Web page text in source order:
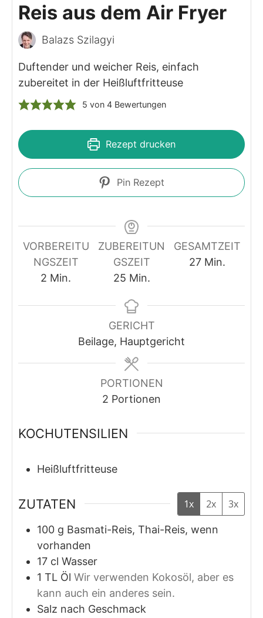
Reis aus dem Air Fryer
Balazs Szilagyi
Duftender und weicher Reis, einfach
zubereitet in der Heißluftfritteuse
5 von 4Bewertungen
Rezept drucken
Pin Rezept
VORBEREITU
NGSZEIT
2 Minuten
Min.
ZUBEREITUN
GSZEIT
25Minuten
Min.
GESAMTZEIT
27Minuten
Min.
GERICHT
Beilage, Hauptgericht
PORTIONEN
2 Portionen
KOCHUTENSILIEN
Heißluftfritteuse
ZUTATEN 1x 2x 3x
100 g Basmati-Reis, Thai-Reis, wenn
vorhanden
17 cl Wasser
1 TL Öl Wir verwenden Kokosöl, aber es
kann auch ein anderes sein.
Salz nach Geschmack